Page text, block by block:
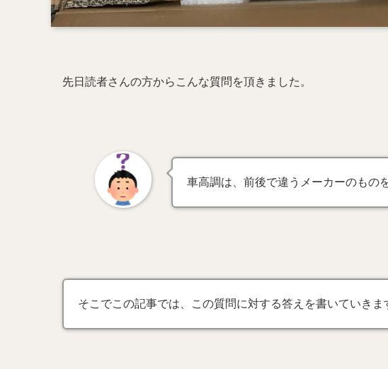
先日読者さんの方からこんな質問を頂きました。
車高調は、前後で違うメーカーのもの
そこでこの記事では、この質問に対する答えを書いていきま